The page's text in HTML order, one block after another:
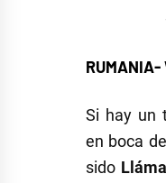
RUMANIA-
Si hay un
en boca
sido